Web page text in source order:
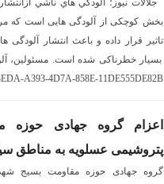
جلالات نيوز؛ آلودگي هاي ناشي
بخش کوچکی از آلودگی هایی است که
تاثیر قرار داده و باعث انتشار
بسیار خطرناکی شده است. مسئولين،
A393-4D7A-858E-11DE555DE82B
اعزام گروه جهادی حوزه
پتروشیمی عسلویه به مناطق
گروه جهادی حوزه مقاومت بسیج